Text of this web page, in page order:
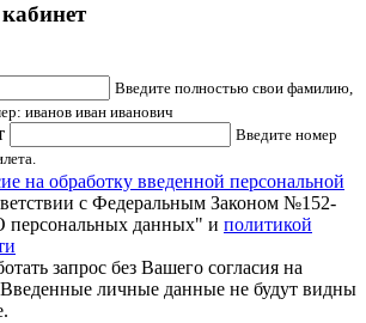
Введите полностью свои фамилию,
иванов иван иванович
Введите номер
на обработку введенной персональной
с Федеральным Законом №152-
персональных данных" и политикой
запрос без Вашего согласия на
личные данные не будут видны